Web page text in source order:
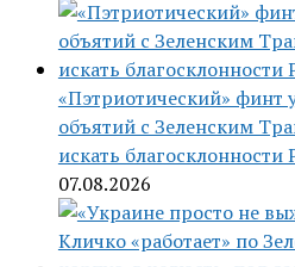
«Пэтриотический» финт
объятий с Зеленским
искать благосклонности
07.08.2026